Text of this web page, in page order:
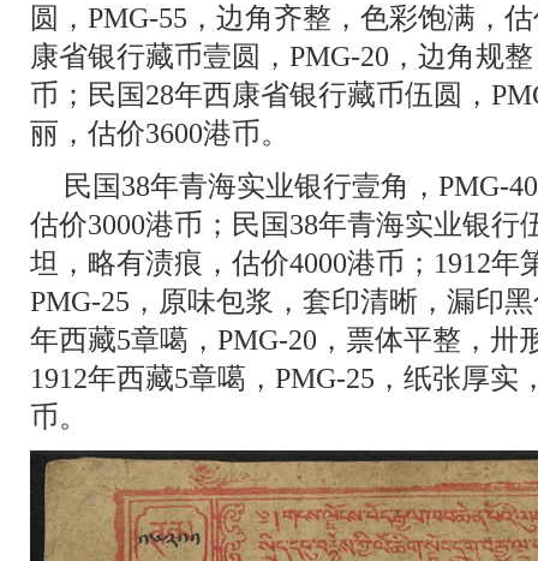
圆，PMG-55，边角齐整，色彩饱满，
康省银行藏币壹圆，PMG-20，边角规
币；民国28年西康省银行藏币伍圆，
丽，估价3600港币。
民国38年青海实业银行壹角，PMG-
估价3000港币；民国38年青海实业银行
坦，略有渍痕，估价4000港币；1912年
PMG-25，原味包浆，套印清晰，漏印
年西藏5章噶，PMG-20，票体平整，卅
1912年西藏5章噶，PMG-25，纸张厚实
币。